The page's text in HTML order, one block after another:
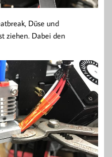
Düse und
ziehen. Dabei den